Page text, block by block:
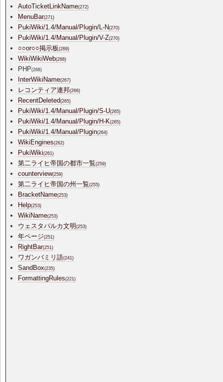
AutoTicketLinkName(272)
MenuBar(271)
PukiWiki/1.4/Manual/Plugin/L-N(270)
PukiWiki/1.4/Manual/Plugin/V-Z(270)
○○or○○掲示板(269)
WikiWikiWeb(268)
PHP(268)
InterWikiName(267)
レコンティア連邦(266)
RecentDeleted(265)
PukiWiki/1.4/Manual/Plugin/S-U(265)
PukiWiki/1.4/Manual/Plugin/H-K(265)
PukiWiki/1.4/Manual/Plugin(264)
WikiEngines(262)
PukiWiki(261)
第二ライヒ帝国の都市一覧(259)
counterview(259)
第二ライヒ帝国の州一覧(255)
BracketName(253)
Help(253)
WikiName(253)
ウェスタパルカ文明(253)
年ページ(251)
RightBar(251)
ワガンバミリ語(241)
SandBox(235)
FormattingRules(221)